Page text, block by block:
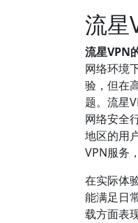
流星
流星VPN
网络环境
验，但在
题。流星
网络安全
地区的用
VPN服务
在实际体
能满足日
载方面表